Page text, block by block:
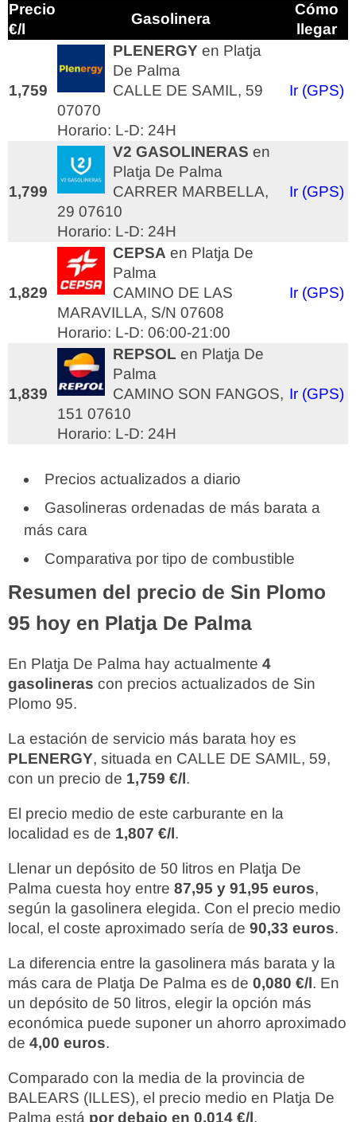
Precio
€/l
Gasolinera
Cómo
llegar
1,759
PLENERGY en Platja
De Palma
CALLE DE SAMIL, 59
07070
Horario: L-D: 24H
Ir (GPS)
1,799
V2 GASOLINERAS en
Platja De Palma
CARRER MARBELLA,
29 07610
Horario: L-D: 24H
Ir (GPS)
1,829
CEPSA en Platja De
Palma
CAMINO DE LAS
MARAVILLA, S/N 07608
Horario: L-D: 06:00-21:00
Ir (GPS)
1,839
REPSOL en Platja De
Palma
CAMINO SON FANGOS,
151 07610
Horario: L-D: 24H
Ir (GPS)
Precios actualizados a diario
Gasolineras ordenadas de más barata a
más cara
Comparativa por tipo de combustible
Resumen del precio de Sin Plomo
95 hoy en Platja De Palma
En Platja De Palma hay actualmente 4
gasolineras con precios actualizados de Sin
Plomo 95.
La estación de servicio más barata hoy es
PLENERGY, situada en CALLE DE SAMIL, 59,
con un precio de 1,759 €/l.
El precio medio de este carburante en la
localidad es de 1,807 €/l.
Llenar un depósito de 50 litros en Platja De
Palma cuesta hoy entre 87,95 y 91,95 euros,
según la gasolinera elegida. Con el precio medio
local, el coste aproximado sería de 90,33 euros.
La diferencia entre la gasolinera más barata y la
más cara de Platja De Palma es de 0,080 €/l. En
un depósito de 50 litros, elegir la opción más
económica puede suponer un ahorro aproximado
de 4,00 euros.
Comparado con la media de la provincia de
BALEARS (ILLES), el precio medio en Platja De
Palma está por debajo en 0,014 €/l.